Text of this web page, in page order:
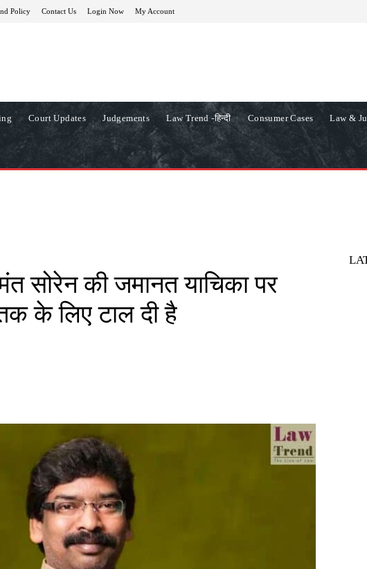
Policy Contact Us Login Now My Account
Court Updates Judgements Law Trend -हिन्दी Consumer Cases Law &
सोरेन की जमानत याचिका पर
के लिए टाल दी है